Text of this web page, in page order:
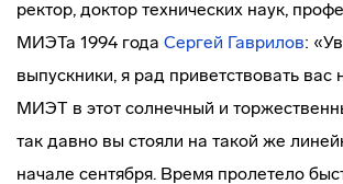
ректор, доктор технических наук,
МИЭТа 1994 года Сергей Гаврилов:
выпускники, я рад приветствовать
МИЭТ в этот солнечный и
так давно вы стояли на такой же
начале сентября. Время пролетело